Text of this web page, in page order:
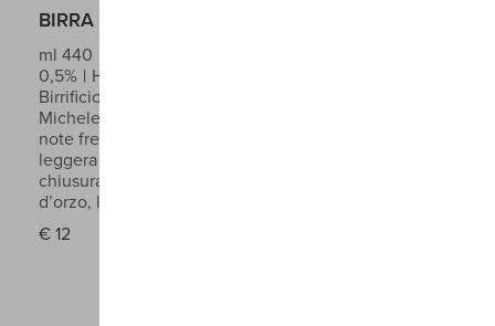
BIRRA DEL BOSCO HIKELIGHT PALE ALE
ml 440
0,5%
Hikelight è una Pale Ale prodotta dal
Birrificio Artigianale Birra del Bosco, con sede a San
Michele all’Adige, in Trentino.
note fresche di agrumi e frutta tropicale. In bocca è
leggera e scorrevole, con un equilibrio pulito e una
chiusura rinfrescante.
d’orzo, luppolo, lievito.
€ 12